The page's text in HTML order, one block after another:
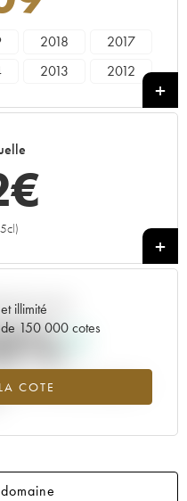
2018
2017
2013
2012
€
+
illimité
de 150 000 cotes
COTE
de la cote
2009 en 2026 par rapport à